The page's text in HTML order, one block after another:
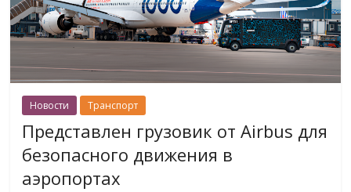
Новости Транспорт
Представлен грузовик от Airbus для
безопасного движения в
аэропортах